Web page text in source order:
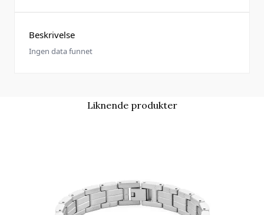
Beskrivelse
Ingen data funnet
Liknende produkter